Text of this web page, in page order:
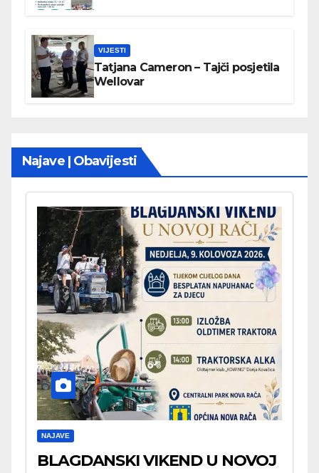
VIJESTI
Tatjana Cameron – Tajči posjetila
Wellovar
Najave | Obavijesti
NAJAVE
BLAGDANSKI VIKEND U NOVOJ